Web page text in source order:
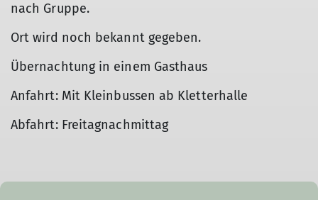
nach Gruppe.
Ort wird noch bekannt gegeben.
Übernachtung in einem Gasthaus
Anfahrt: Mit Kleinbussen ab Kletterhalle
Abfahrt: Freitagnachmittag